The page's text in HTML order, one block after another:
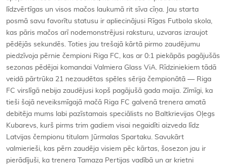
līdzvērtīgas un visos mačos laukumā rit sīva cīņa. Jau starta
posmā savu favorītu statusu ir apliecinājusi Rīgas Futbola skola,
kas pāris mačos arī nodemonstrējusi raksturu, uzvaras izraujot
pēdējās sekundēs. Toties jau trešajā kārtā pirmo zaudējumu
piedzīvoja pērnie čempioni Riga FC, kas ar 0:1 piekāpās pagājušās
sezonas pēdējai komandai Valmiera Glass ViA. Rīdziniekiem tādā
veidā pārtrūka 21 nezaudētas spēles sērija čempionātā — Riga
FC virslīgā nebija zaudējusi kopš pagājušā gada maija. Zīmīgi, ka
tieši šajā neveiksmīgajā mačā Riga FC galvenā trenera amatā
debitēja mums labi pazīstamais speciālists no Baltkrievijas Oļegs
Kubarevs, kurš pirms trim gadiem visai negaidīti aizveda līdz
Latvijas čempionu titulam Jūrmalas Spartaku. Savukārt
valmierieši, kas pērn zaudēja visiem pēc kārtas, šosezon jau ir
pierādījuši, ka trenera Tamaza Pertijas vadībā un ar krietni